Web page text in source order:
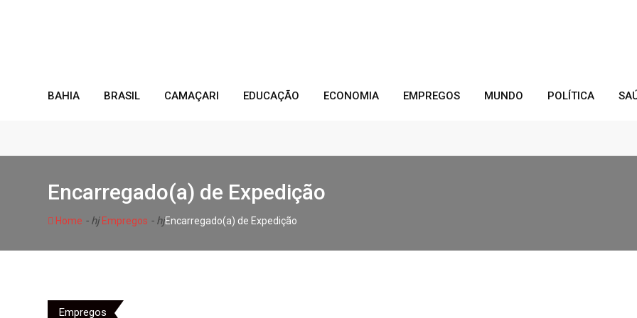
BAHIA BRASIL CAMAÇARI EDUCAÇÃO ECONOMIA EMPREGOS MUNDO POLÍTICA
Encarregado(a) de Expedição
Home - hjEmpregos - hjEncarregado(a) de Expedição
Empregos